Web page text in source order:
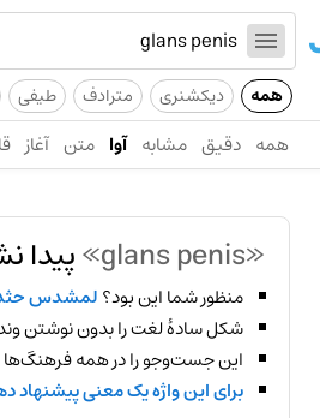
همه دیکشنری مترادف طیفی
همه دقیق مشابه آوا متن آغاز
«glans penis» پیدا
منظور شما این بود؟لمشدس
شکل سادهٔ لغت را بدون نوشتن
این جست‌وجو را در همه فرهنگ‌ها
برای این واژه یک معنی پیشنهاد